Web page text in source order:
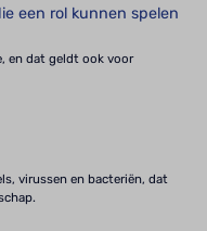
een rol kunnen spelen
en dat geldt ook voor
virussen en bacteriën, dat